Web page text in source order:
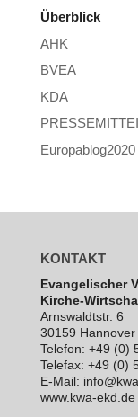
Überblick
AHK
BVEA
KDA
Europablog2020
KONTAKT
Evan­ge­li­scher
Kirche-
Arns­waldt­str. 6
30159 Hannover
Telefon: +49 (0)
Telefax: +49 (0)
E‑Mail:
www.kwa-ekd.de